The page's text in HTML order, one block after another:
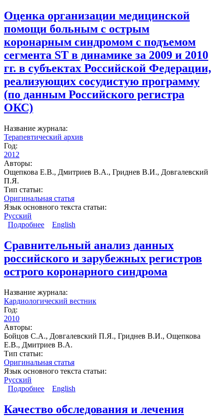
сосудистых центрах и первичных сосудистых
отделениях
Оценка организации медицинской
помощи больным с острым
коронарным синдромом с подъемом
сегмента ST в динамике за 2009 и 2010
гг. в субъектах Российской Федерации,
реализующих сосудистую программу
(по данным Российского регистра
ОКС)
Название журнала:
Терапевтический архив
Год:
2012
Авторы:
Ощепкова Е.В., Дмитриев В.А., Гриднев В.И., Довгалевский
П.Я.
Тип статьи:
Оригинальная статья
Язык основного текста статьи:
Русский
Подробнее о Оценка организации медицинской помощи
подъемом сегмента ST в динамике за 2009 и 2010
гг. в субъектах Российской Федерации,
реализующих сосудистую программу (по данным
Российского регистра ОКС)
English
Сравнительный анализ данных
российского и зарубежных регистров
острого коронарного синдрома
Название журнала:
Кардиологический вестник
Год:
2010
Авторы:
Бойцов С.А., Довгалевский П.Я., Гриднев В.И., Ощепкова
Е.В., Дмитриев В.А.
Тип статьи:
Оригинальная статья
Язык основного текста статьи:
Русский
Подробнее о Сравнительный анализ данных российского и
синдрома
English
Качество обследования и лечения